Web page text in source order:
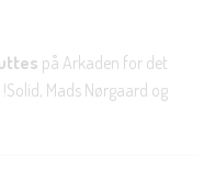
på Arkaden for det
Mads Nørgaard og